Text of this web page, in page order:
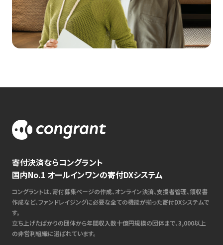
寄付決済ならコングラント
国内No.1 オールインワンの寄付DXシステム
コングラントは、寄付募集ページの作成、オンライン決済、支援者管理、領収書
作成など、ファンドレイジングに必要な全ての機能が揃った寄付DXシステムで
す。
立ち上げたばかりの団体から年間収入数十億円規模の団体まで、3,000以上
の非営利組織に選ばれています。